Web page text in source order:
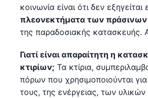
κοινωνία είναι ότι δεν εξηγείται
πλεονεκτήματα των πράσινων
της παραδοσιακής κατασκευής.
Γιατί είναι απαραίτητη η
κτιρίων; Τα κτίρια,
πόρων που χρησιμοποιούνται για
τους, της ενέργειας, των